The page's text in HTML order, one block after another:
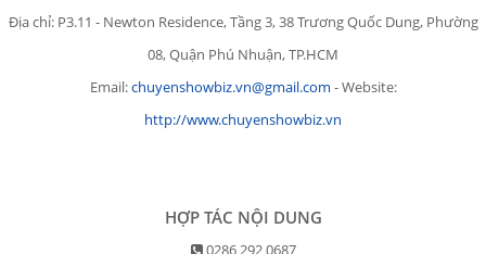
Địa chỉ: P3.11 - Newton Residence, Tầng 3, 38 Trương Quốc Dung, Phường
08, Quận Phú Nhuận, TP.HCM
Email:chuyenshowbiz.vn@gmail.com - Website:
http://www.chuyenshowbiz.vn
HỢP TÁC NỘI DUNG
0286 292 0687